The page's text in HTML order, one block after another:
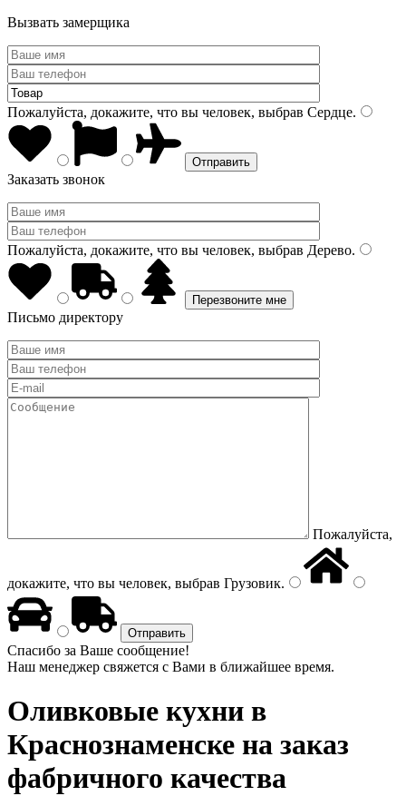
Вызвать замерщика
Пожалуйста, докажите, что вы человек, выбрав Сердце.
Заказать звонок
Пожалуйста, докажите, что вы человек, выбрав Дерево.
Письмо директору
Пожалуйста,
докажите, что вы человек, выбрав Грузовик.
Спасибо за Ваше сообщение!
Наш менеджер свяжется с Вами в ближайшее время.
Оливковые кухни в
Краснознаменске на заказ
фабричного качества